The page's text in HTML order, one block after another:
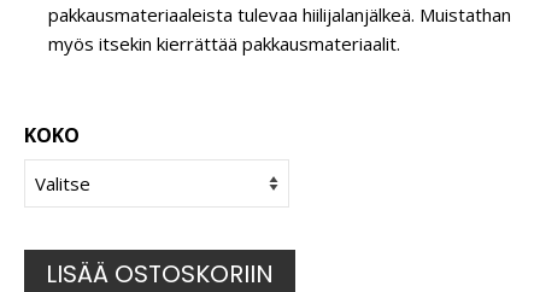
pakkausmateriaaleista tulevaa hiilijalanjälkeä. Muistathan
myös itsekin kierrättää pakkausmateriaalit.
KOKO
LISÄÄ OSTOSKORIIN